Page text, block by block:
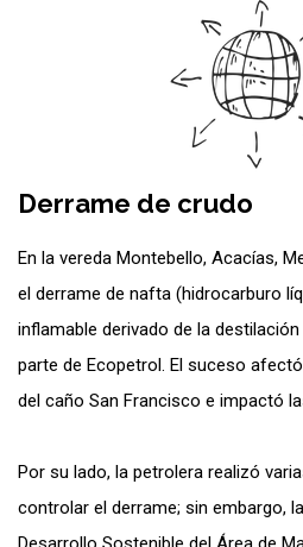
Derrame de crudo
En la vereda Montebello, Acacías,
el derrame de nafta (hidrocarburo
inflamable derivado de la
parte de Ecopetrol. El suceso
del caño San Francisco e impactó
Por su lado, la petrolera realizó
controlar el derrame; sin embargo,